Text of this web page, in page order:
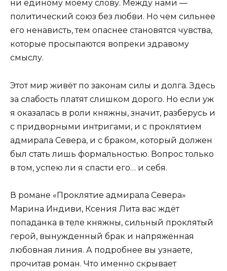
ни единому моему слову. Между нами —
политический союз без любви. Но чем сильнее
его ненависть, тем опаснее становятся чувства,
которые просыпаются вопреки здравому
смыслу.
Этот мир живёт по законам силы и долга. Здесь
за слабость платят слишком дорого. Но если уж
я оказалась в роли княжны, значит, разберусь и
с придворными интригами, и с проклятием
адмирала Севера, и с браком, который должен
был стать лишь формальностью. Вопрос только
в том, успею ли я спасти его… и себя.
В романе «Проклятие адмирала Севера»
Марина Индиви, Ксения Лита вас ждёт
попаданка в теле княжны, сильный проклятый
герой, вынужденный брак и напряжённая
любовная линия. А подробнее вы узнаете,
прочитав роман. Что именно скрывает